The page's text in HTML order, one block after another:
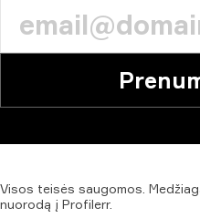
Visos teisės saugomos.
nuorodą į Profilerr.